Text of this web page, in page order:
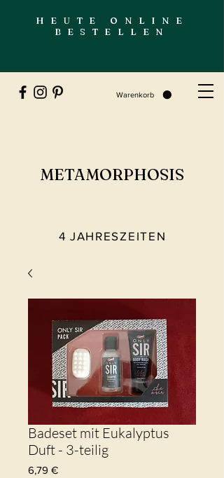
HEUTE ONLINE
BESTELLEN
Warenkorb
METAMORPHOSIS
4 JAHRESZEITEN
Badeset mit Eukalyptus
Duft - 3-teilig
6,79 €Preis